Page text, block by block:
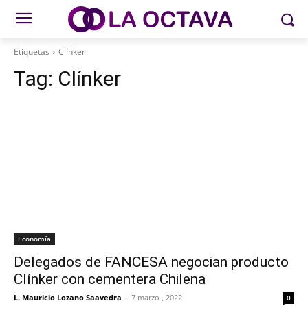
Etiquetas Clínker
Tag: Clínker
Economía
Delegados de FANCESA negocian producto
Clínker con cementera Chilena
L. Mauricio Lozano Saavedra - 7 marzo , 2022 0